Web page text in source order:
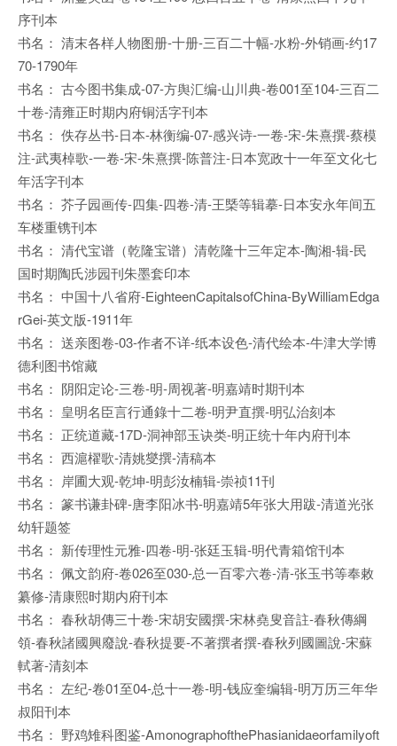
序刊本
书名： 清末各样人物图册-十册-三百二十幅-水粉-外销画-约17
70-1790年
书名： 古今图书集成-07-方舆汇编-山川典-卷001至104-三百二
十卷-清雍正时期内府铜活字刊本
书名： 佚存丛书-日本-林衡编-07-感兴诗-一卷-宋-朱熹撰-蔡模
注-武夷棹歌-一卷-宋-朱熹撰-陈普注-日本宽政十一年至文化七
年活字刊本
书名： 芥子园画传-四集-四卷-清-王槩等辑摹-日本安永年间五
车楼重镌刊本
书名： 清代宝谱（乾隆宝谱）清乾隆十三年定本-陶湘-辑-民
国时期陶氏涉园刊朱墨套印本
书名： 中国十八省府-EighteenCapitalsofChina-ByWilliamEdga
rGei-英文版-1911年
书名： 送亲图卷-03-作者不详-纸本设色-清代绘本-牛津大学博
德利图书馆藏
书名： 阴阳定论-三卷-明-周视著-明嘉靖时期刊本
书名： 皇明名臣言行通錄十二卷-明尹直撰-明弘治刻本
书名： 正统道藏-17D-洞神部玉诀类-明正统十年内府刊本
书名： 西滬櫂歌-清姚燮撰-清稿本
书名： 岸圃大观-乾坤-明彭汝楠辑-崇祯11刊
书名： 篆书谦卦碑-唐李阳冰书-明嘉靖5年张大用跋-清道光张
幼轩题签
书名： 新传理性元雅-四卷-明-张廷玉辑-明代青箱馆刊本
书名： 佩文韵府-卷026至030-总一百零六卷-清-张玉书等奉敕
纂修-清康熙时期内府刊本
书名： 春秋胡傳三十卷-宋胡安國撰-宋林堯叟音註-春秋傳綱
領-春秋諸國興廢說-春秋提要-不著撰者撰-春秋列國圖說-宋蘇
軾著-清刻本
书名： 左纪-卷01至04-总十一卷-明-钱应奎编辑-明万历三年华
叔阳刊本
书名： 野鸡雉科图鉴-AmonographofthePhasianidaeorfamilyoft